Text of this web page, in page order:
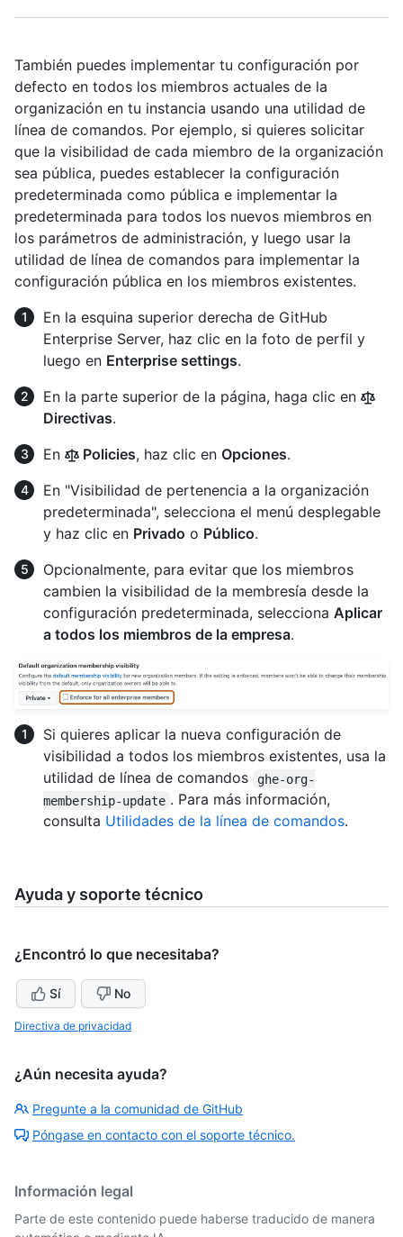
También puedes implementar tu configuración por
defecto en todos los miembros actuales de la
organización en tu instancia usando una utilidad de
línea de comandos. Por ejemplo, si quieres solicitar
que la visibilidad de cada miembro de la organización
sea pública, puedes establecer la configuración
predeterminada como pública e implementar la
predeterminada para todos los nuevos miembros en
los parámetros de administración, y luego usar la
utilidad de línea de comandos para implementar la
configuración pública en los miembros existentes.
En la esquina superior derecha de GitHub
Enterprise Server, haz clic en la foto de perfil y
luego en Enterprise settings.
En la parte superior de la página, haga clic en
Directivas.
En
Policies, haz clic en Opciones.
En "Visibilidad de pertenencia a la organización
predeterminada", selecciona el menú desplegable
y haz clic en Privado o Público.
Opcionalmente, para evitar que los miembros
cambien la visibilidad de la membresía desde la
configuración predeterminada, selecciona Aplicar
a todos los miembros de la empresa.
Si quieres aplicar la nueva configuración de
visibilidad a todos los miembros existentes, usa la
utilidad de línea de comandos
ghe-org-
membership-update . Para más información,
consulta Utilidades de la línea de comandos.
Ayuda y soporte técnico
¿Encontró lo que necesitaba?
Sí No
Directiva de privacidad
¿Aún necesita ayuda?
Pregunte a la comunidad de GitHub
Póngase en contacto con el soporte técnico.
Información legal
Parte de este contenido puede haberse traducido de manera